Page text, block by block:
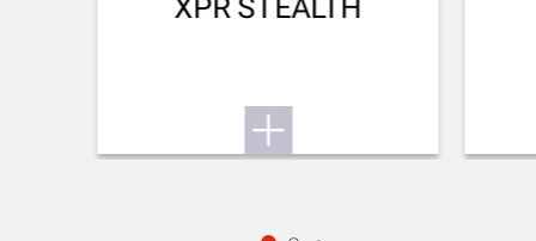
ENERGIE BEI 0M (J)
XPR STEALTH